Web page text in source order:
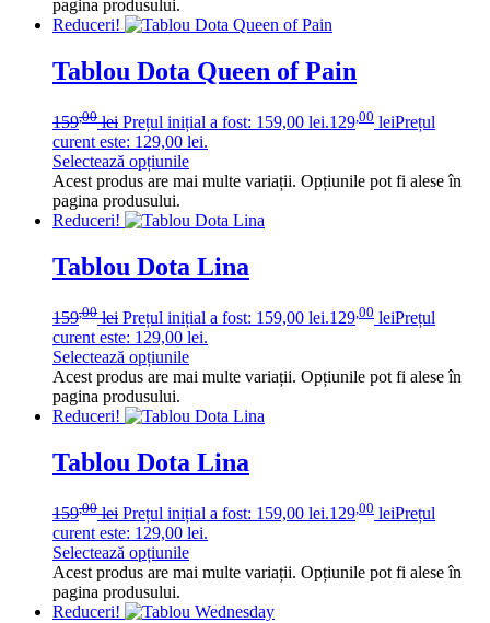
pagina produsului.
Reduceri!
Tablou Dota Queen of Pain
159,00 lei Prețul inițial a fost: 159,00 lei.129 ,00 leiPrețul
curent este: 129,00 lei.
Selectează opțiunile
Acest produs are mai multe variații. Opțiunile pot fi alese în
pagina produsului.
Reduceri!
Tablou Dota Lina
159,00 lei Prețul inițial a fost: 159,00 lei.129 ,00 leiPrețul
curent este: 129,00 lei.
Selectează opțiunile
Acest produs are mai multe variații. Opțiunile pot fi alese în
pagina produsului.
Reduceri!
Tablou Dota Lina
159,00 lei Prețul inițial a fost: 159,00 lei.129,00 leiPrețul
curent este: 129,00 lei.
Selectează opțiunile
Acest produs are mai multe variații. Opțiunile pot fi alese în
pagina produsului.
Reduceri!